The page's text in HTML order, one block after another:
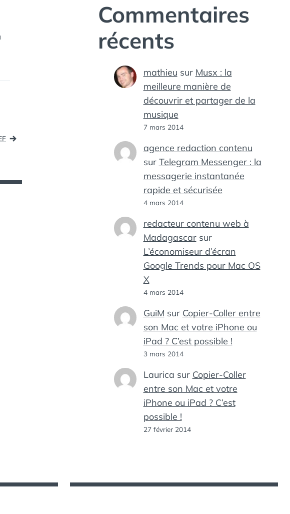
Commentaires
récents
mathieu sur Musx : la
meilleure manière de
découvrir et partager de la
musique
7 mars 2014
agence redaction contenu
sur Telegram Messenger : la
messagerie instantanée
rapide et sécurisée
4 mars 2014
redacteur contenu web à
Madagascarsur
L’économiseur d’écran
Google Trends pour Mac OS
X
4 mars 2014
GuiM sur Copier-Coller entre
son Mac et votre iPhone ou
iPad ? C’est possible !
3 mars 2014
Laurica sur Copier-Coller
entre son Mac et votre
iPhone ou iPad ? C’est
possible !
27 février 2014